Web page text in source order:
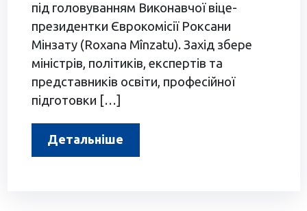
під головуванням Виконавчої віце-
президентки Єврокомісії Роксани
Мінзату (Roxana Mînzatu). Захід збере
міністрів, політиків, експертів та
представників освіти, професійної
підготовки […]
Детальніше